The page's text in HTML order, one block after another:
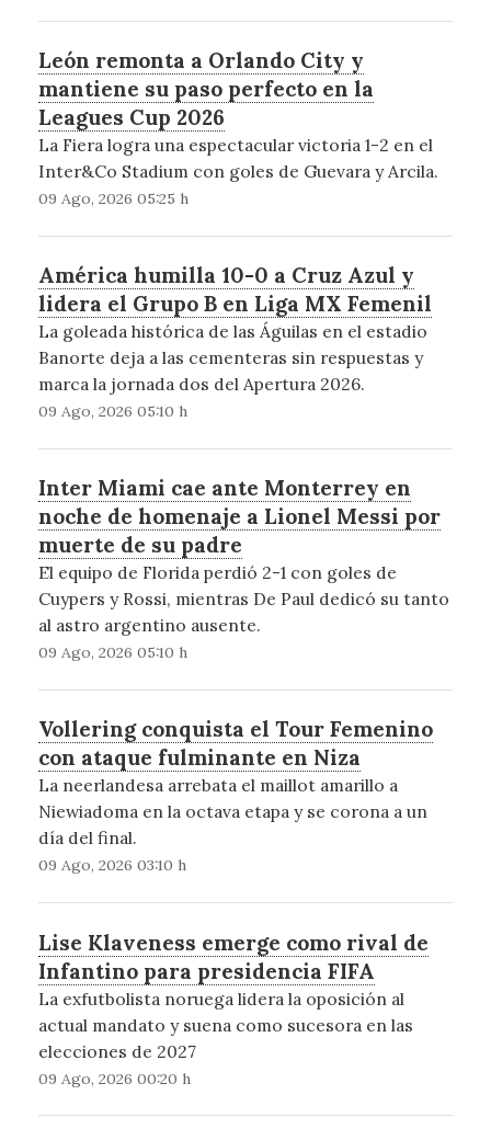
León remonta a Orlando City y
mantiene su paso perfecto en la
Leagues Cup 2026
La Fiera logra una espectacular victoria 1-2 en el
Inter&Co Stadium con goles de Guevara y Arcila.
09 Ago, 2026 05:25 h
América humilla 10-0 a Cruz Azul y
lidera el Grupo B en Liga MX Femenil
La goleada histórica de las Águilas en el estadio
Banorte deja a las cementeras sin respuestas y
marca la jornada dos del Apertura 2026.
09 Ago, 2026 05:10 h
Inter Miami cae ante Monterrey en
noche de homenaje a Lionel Messi por
muerte de su padre
El equipo de Florida perdió 2-1 con goles de
Cuypers y Rossi, mientras De Paul dedicó su tanto
al astro argentino ausente.
09 Ago, 2026 05:10 h
Vollering conquista el Tour Femenino
con ataque fulminante en Niza
La neerlandesa arrebata el maillot amarillo a
Niewiadoma en la octava etapa y se corona a un
día del final.
09 Ago, 2026 03:10 h
Lise Klaveness emerge como rival de
Infantino para presidencia FIFA
La exfutbolista noruega lidera la oposición al
actual mandato y suena como sucesora en las
elecciones de 2027
09 Ago, 2026 00:20 h